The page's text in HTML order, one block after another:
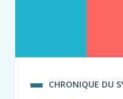
CHRONIQUE DU